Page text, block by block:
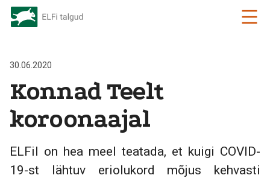
30.06.2020
Konnad Teelt
koroonaajal
ELFil on hea meel teatada, et kuigi COVID-
19-st lähtuv eriolukord mõjus kehvasti